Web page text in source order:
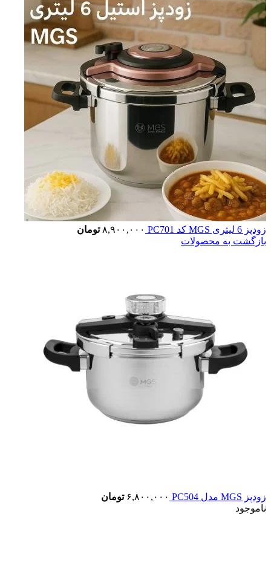
زودپز 6 لیتری MGS کد PC701 ۸,۹۰۰,۰۰۰ تومان
بازگشت به محصولات
زودپز MGS مدل PC504 ۶,۸۰۰,۰۰۰ تومان
ناموجود